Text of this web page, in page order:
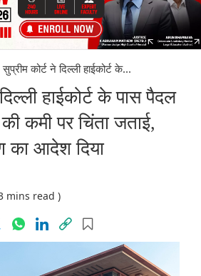
सुप्रीम कोर्ट ने दिल्ली हाईकोर्ट के...
हाईकोर्ट के पास पैदल
कमी पर चिंता जताई,
का आदेश दिया
mins read )